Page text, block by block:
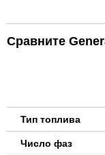
Сравните
Тип топлива
Число фаз